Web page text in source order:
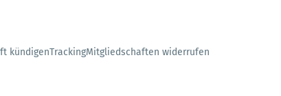
kündigenTrackingMitgliedschaften widerrufen